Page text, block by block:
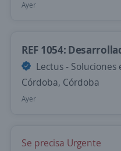
Ayer
REF 1054:
Lectus - Soluciones
Córdoba, Córdoba
Ayer
Se precisa Urgente